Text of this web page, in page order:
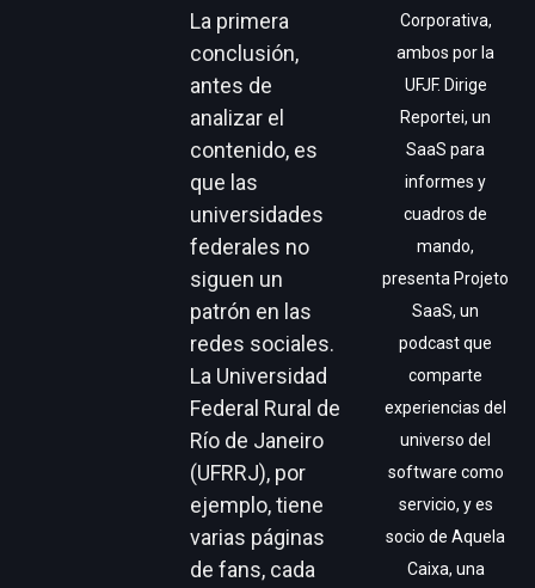
La primera
conclusión,
antes de
analizar el
contenido, es
que las
universidades
federales no
siguen un
patrón en las
redes sociales.
La Universidad
Federal Rural de
Río de Janeiro
(UFRRJ), por
ejemplo, tiene
varias páginas
de fans, cada
Corporativa,
ambos por la
UFJF. Dirige
Reportei, un
SaaS para
informes y
cuadros de
mando,
presenta Projeto
SaaS, un
podcast que
comparte
experiencias del
universo del
software como
servicio, y es
socio de Aquela
Caixa, una